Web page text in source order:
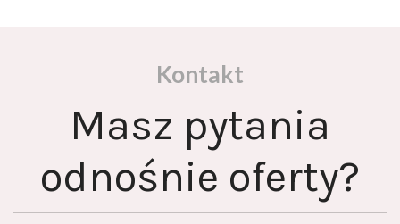
Kontakt
Masz pytania
odnośnie oferty?